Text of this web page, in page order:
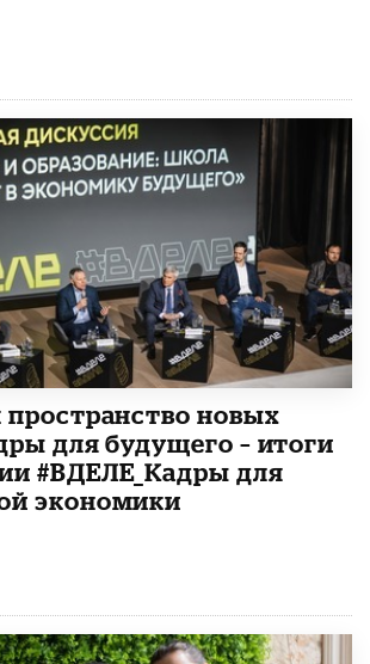
новых
для будущего – итоги
#ВДЕЛЕ_Кадры для
экономики